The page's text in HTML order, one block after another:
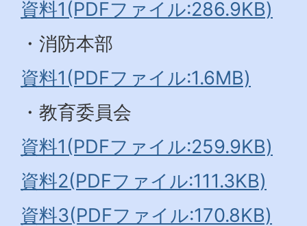
資料1(PDFファイル:286.9KB)
・消防本部
資料1(PDFファイル:1.6MB)
・教育委員会
資料1(PDFファイル:259.9KB)
資料2(PDFファイル:111.3KB)
資料3(PDFファイル:170.8KB)